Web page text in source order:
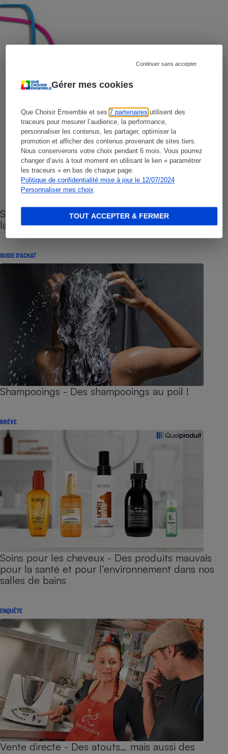
Gérer mes cookies
Que Choisir Ensemble et ses7 partenaires utilisent des
traceurs pour mesurer l’audience, la performance,
personnaliser les contenus, les partager, optimiser la
promotion et afficher des contenus provenant de sites tiers.
Nous conserverons votre choix pendant 6 mois. Vous pourrez
changer d’avis à tout moment en utilisant le lien « paramétrer
les traceurs » en bas de chaque page.
Politique de confidentialité mise à jour le 12/07/2024
Personnaliser mes choix
Continuer sans accepter
TOUT ACCEPTER & FERMER
Sites de rencontres - Nos conseils pour vous
lancer
GUIDE D'ACHAT
Shampooings - Des shampooings au poil !
BRÈVE
Soins pour les cheveux - Des produits mauvais
pour la santé et pour l’environnement dans nos
salles de bains
ENQUÊTE
Vente directe - Des atouts… mais aussi des